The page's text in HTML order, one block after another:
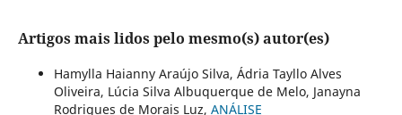
Artigos mais lidos pelo mesmo(s) autor(es)
Hamylla Haianny Araújo Silva, Ádria Tayllo Alves
Oliveira, Lúcia Silva Albuquerque de Melo, Janayna
Rodrigues de Morais Luz, ANÁLISE